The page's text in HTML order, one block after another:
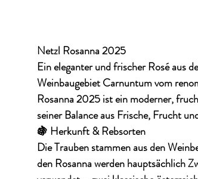
Netzl Rosanna 2025
Ein eleganter und frischer Rosé aus
WeinbaugebietCarnuntumvom
Rosanna 2025ist ein moderner,
seiner Balance aus Frische, Frucht
🍇 Herkunft & Rebsorten
Die Trauben stammen aus den
den Rosanna werden hauptsächlich